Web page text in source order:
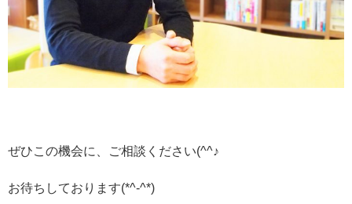
ぜひこの機会に、ご相談ください(^^♪
お待ちしております(*^-^*)